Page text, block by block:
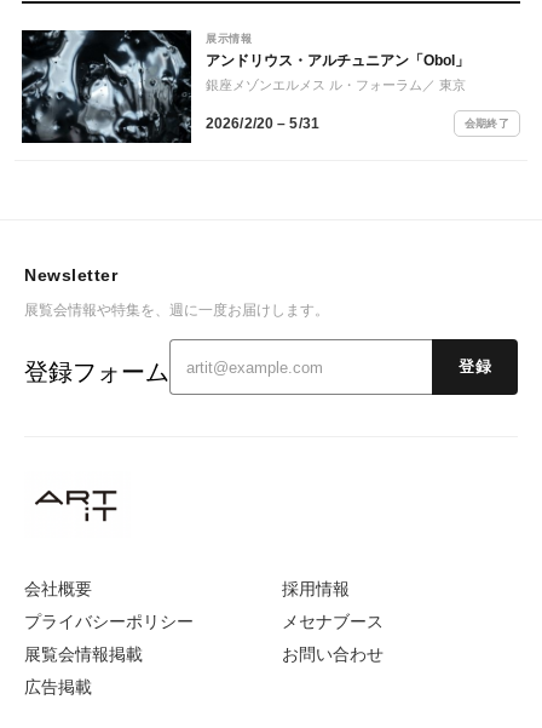
展示情報
アンドリウス・アルチュニアン「Obol」
銀座メゾンエルメス ル・フォーラム ／ 東京
2026/2/20 – 5/31 会期終了
会社概要
プライバシーポリシー
展覧会情報掲載
広告掲載
採用情報
メセナブース
お問い合わせ
Newsletter
展覧会情報や特集を、週に一度お届けします。
登録フォーム 登録